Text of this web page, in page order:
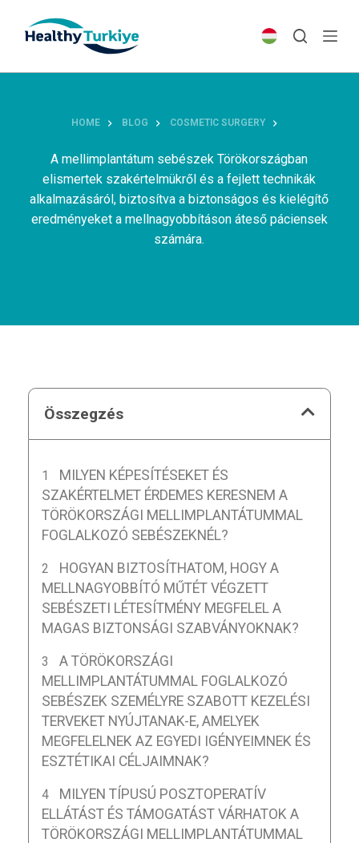
p
HOME BLOG COSMETIC SURGERY
A mellimplantátum sebészek Törökországban
elismertek szakértelmükről és a fejlett technikák
alkalmazásáról, biztosítva a biztonságos és kielégítő
eredményeket a mellnagyobbításon áteső páciensek
számára.
Összegzés
MILYEN KÉPESÍTÉSEKET ÉS
SZAKÉRTELMET ÉRDEMES KERESNEM A
TÖRÖKORSZÁGI MELLIMPLANTÁTUMMAL
FOGLALKOZÓ SEBÉSZEKNÉL?
HOGYAN BIZTOSÍTHATOM, HOGY A
MELLNAGYOBBÍTÓ MŰTÉT VÉGZETT
SEBÉSZETI LÉTESÍTMÉNY MEGFELEL A
MAGAS BIZTONSÁGI SZABVÁNYOKNAK?
A TÖRÖKORSZÁGI
MELLIMPLANTÁTUMMAL FOGLALKOZÓ
SEBÉSZEK SZEMÉLYRE SZABOTT KEZELÉSI
TERVEKET NYÚJTANAK-E, AMELYEK
MEGFELELNEK AZ EGYEDI IGÉNYEIMNEK ÉS
ESZTÉTIKAI CÉLJAIMNAK?
MILYEN TÍPUSÚ POSZTOPERATÍV
ELLÁTÁST ÉS TÁMOGATÁST VÁRHATOK A
TÖRÖKORSZÁGI MELLIMPLANTÁTUMMAL